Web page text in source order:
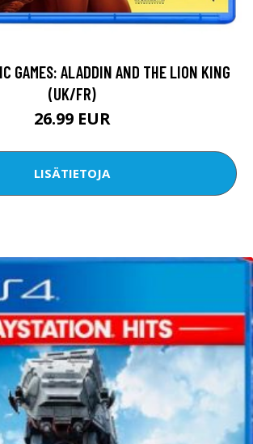
GAMES: ALADDIN AND THE LION KING
(UK/FR)
26.99 EUR
LISÄTIETOJA